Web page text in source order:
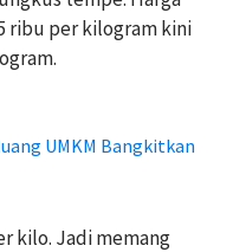
ribu per kilogram kini
UMKM Bangkitkan
kilo. Jadi memang